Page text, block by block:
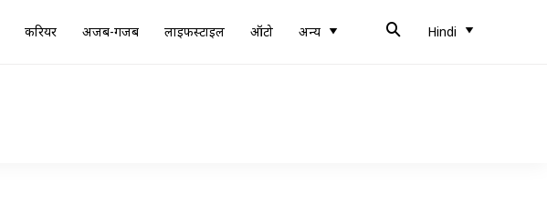
करियर अजब-गजब लाइफस्टाइल ऑटो अन्य Hindi